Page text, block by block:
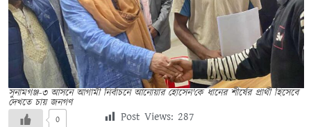
সুনামগঞ্জ-৩ আসনে আগামী নির্বাচনে আনোয়ার হোসেন'কে ধানের শীর্ষের প্রার্থী হিসেবে
দেখতে চায় জনগণ
0 Post Views: 287